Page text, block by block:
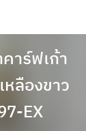
าร์ฟเก้า
ลืองขาว
EX